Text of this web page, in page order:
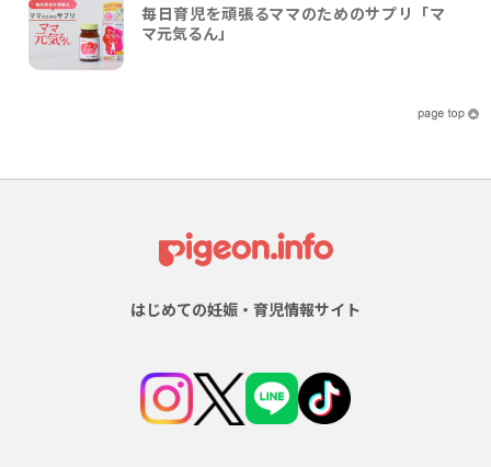
毎日育児を頑張るママのためのサプリ「マ
マ元気るん」
はじめての妊娠・育児情報サイト